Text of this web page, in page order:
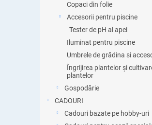
Copaci din folie
Accesorii pentru piscine
Tester de pH al apei
Iluminat pentru piscine
Umbrele de grădina si
Îngrijirea plantelor și
plantelor
Gospodărie
CADOURI
Cadouri bazate pe hobby-uri